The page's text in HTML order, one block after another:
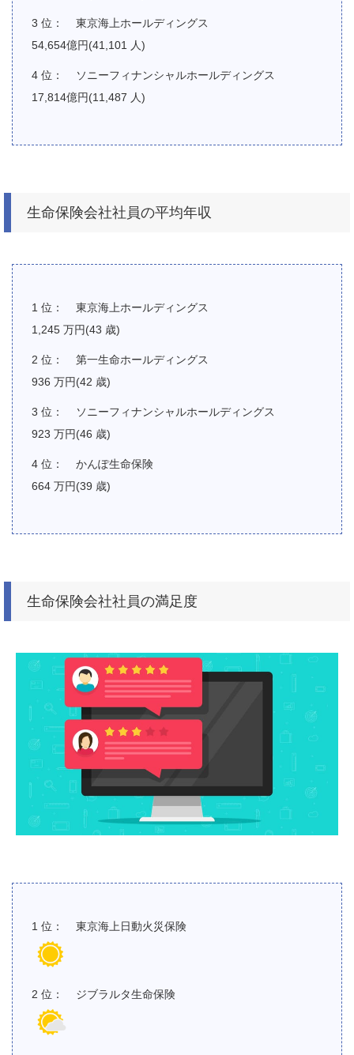
東京海上ホールディングス
54,654億円(41,101 人)
ソニーフィナンシャルホールディングス
17,814億円(11,487 人)
生命保険会社社員の平均年収
東京海上ホールディングス
1,245 万円(43 歳)
第一生命ホールディングス
936 万円(42 歳)
ソニーフィナンシャルホールディングス
923 万円(46 歳)
かんぽ生命保険
664 万円(39 歳)
生命保険会社社員の満足度
東京海上日動火災保険
ジブラルタ生命保険